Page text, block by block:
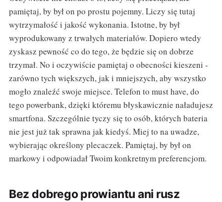
pamiętaj, by był on po prostu pojemny. Liczy się tutaj
wytrzymałość i jakość wykonania. Istotne, by był
wyprodukowany z trwałych materiałów. Dopiero wtedy
zyskasz pewność co do tego, że będzie się on dobrze
trzymał. No i oczywiście pamiętaj o obecności kieszeni -
zarówno tych większych, jak i mniejszych, aby wszystko
mogło znaleźć swoje miejsce. Telefon to must have, do
tego powerbank, dzięki któremu błyskawicznie naładujesz
smartfona. Szczególnie tyczy się to osób, których bateria
nie jest już tak sprawna jak kiedyś. Miej to na uwadze,
wybierając określony plecaczek. Pamiętaj, by był on
markowy i odpowiadał Twoim konkretnym preferencjom.
Bez dobrego prowiantu ani rusz